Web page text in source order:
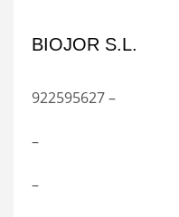
BIOJOR S.L.
922595627 –
–
–